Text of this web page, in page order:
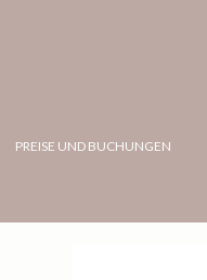
PREISE UND BUCHUNGEN